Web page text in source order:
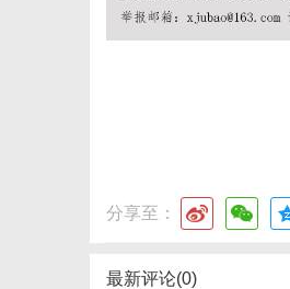
分享至：
最新评论(0)